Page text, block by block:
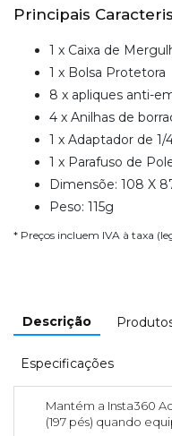
Principais
1 x Caixa de
1 x Bolsa Protetora
8 x apliques anti-
4 x Anilhas de
1 x Adaptador de 1/
1 x Parafuso de
Dimensõe: 108 X
Peso: 115g
* Preços incluem IVA à taxa
Descrição
Especificações
Mantém a Insta360
(197 pés) quando